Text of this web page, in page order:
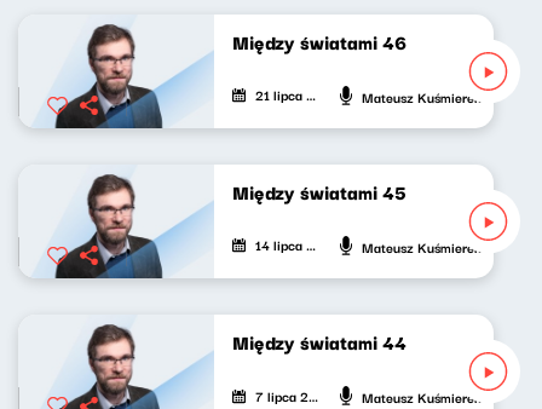
Między światami 46
21 lipca 2026 Mateusz Kuśmierek
Między światami 45
14 lipca 2026 Mateusz Kuśmierek
Między światami 44
7 lipca 2026 Mateusz Kuśmierek